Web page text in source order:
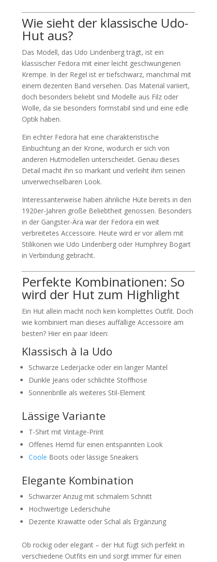
Wie sieht der klassische Udo-
Hut aus?
Das Modell, das Udo Lindenberg trägt, ist ein
klassischer Fedora mit einer leicht geschwungenen
Krempe. In der Regel ist er tiefschwarz, manchmal mit
einem dezenten Band versehen. Das Material variiert,
doch besonders beliebt sind Modelle aus Filz oder
Wolle, da sie besonders formstabil sind und eine edle
Optik haben.
Ein echter Fedora hat eine charakteristische
Einbuchtung an der Krone, wodurch er sich von
anderen Hutmodellen unterscheidet. Genau dieses
Detail macht ihn so markant und verleiht ihm seinen
unverwechselbaren Look.
Interessanterweise haben ähnliche Hüte bereits in den
1920er-Jahren große Beliebtheit genossen. Besonders
in der Gangster-Ära war der Fedora ein weit
verbreitetes Accessoire. Heute wird er vor allem mit
Stilikonen wie Udo Lindenberg oder Humphrey Bogart
in Verbindung gebracht.
Perfekte Kombinationen: So
wird der Hut zum Highlight
Ein Hut allein macht noch kein komplettes Outfit. Doch
wie kombiniert man dieses auffällige Accessoire am
besten? Hier ein paar Ideen:
Klassisch à la Udo
Schwarze Lederjacke oder ein langer Mantel
Dunkle Jeans oder schlichte Stoffhose
Sonnenbrille als weiteres Stil-Element
Lässige Variante
T-Shirt mit Vintage-Print
Offenes Hemd für einen entspannten Look
Coole Boots oder lässige Sneakers
Elegante Kombination
Schwarzer Anzug mit schmalem Schnitt
Hochwertige Lederschuhe
Dezente Krawatte oder Schal als Ergänzung
Ob rockig oder elegant – der Hut fügt sich perfekt in
verschiedene Outfits ein und sorgt immer für einen